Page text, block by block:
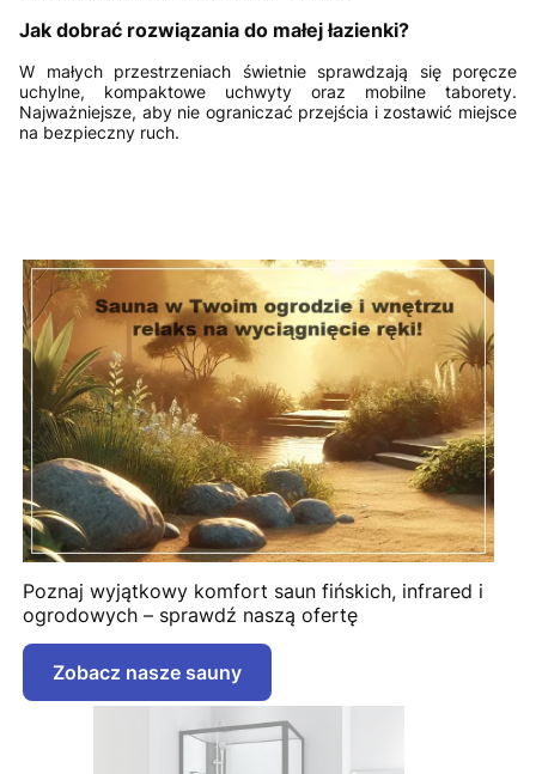
Jak dobrać rozwiązania do małej łazienki?
W małych przestrzeniach świetnie sprawdzają się poręcze
uchylne, kompaktowe uchwyty oraz mobilne taborety.
Najważniejsze, aby nie ograniczać przejścia i zostawić miejsce
na bezpieczny ruch.
Poznaj wyjątkowy komfort saun fińskich, infrared i
ogrodowych – sprawdź naszą ofertę
Zobacz nasze sauny